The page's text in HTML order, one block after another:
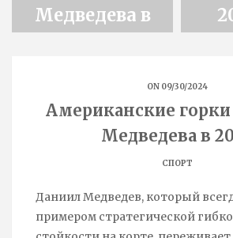
Медведева в
ON 09/30/2024
Американские
Медведева в
СПОРТ
Даниил Медведев, который
примером стратегической